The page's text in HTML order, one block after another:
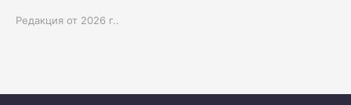
Редакция от 2026 г..